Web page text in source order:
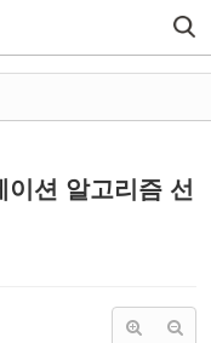
이션 알고리즘 선